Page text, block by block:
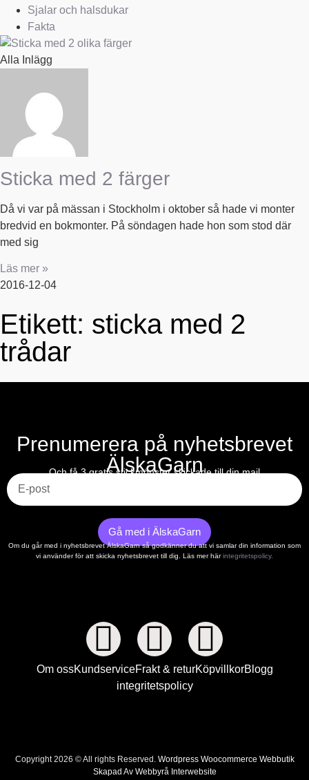
Sjalar och halsdukar
Fakta
Alla Inlägg
Sticka med 2 färger
Då vi var på mässan i Stockholm i oktober så hade vi monter
bredvid en bokmonter. På söndagen hade hon som stod där
med sig
Läs mer »
2016-12-04
Etikett: sticka med 2
trådar
Prenumerera på nyhetsbrevet
ÄlskaGarn
Och få 3 gratis stickmönster skickade till din mail
Gå med i ÄlskaGarn
Om du går med i nyhetsbrevet ÄlskaGarn så godkänner du att vi samlar din information som
vi använder för att skicka nyhetsbrevet till dig. Läs mer härintegritetspolicy.
Om ossKundserviceFrakt & returKöpvillkorBlogg
integritetspolicy
Copyright 2026 © All rights Reserved. Wordpress Woocommerce Webbutik
Skapad Av Webbyrå Interwebsite